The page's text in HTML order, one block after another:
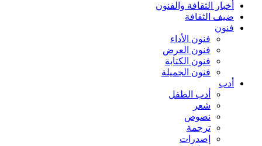
أخبار الثقافة والفنون
ضيف الثقافة
فنون
فنون الأداء
فنون العرض
فنون الكتابة
فنون الجميلة
أدب
أدب الطفل
شعر
نصوص
ترجمة
إصدرات